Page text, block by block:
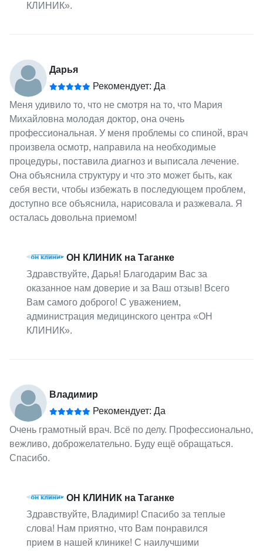
КЛИНИК».
Дарья
Рекомендует: Да
Меня удивило то, что не смотря на то, что Мария
Михайловна молодая доктор, она очень
профессиональная. У меня проблемы со спиной, врач
произвела осмотр, направила на необходимые
процедуры, поставила диагноз и выписала лечение.
Она объяснила структуру и что это может быть, как
себя вести, чтобы избежать в последующем проблем,
доступно все объяснила, нарисовала и разжевала. Я
осталась довольна приемом!
ОН КЛИНИК на Таганке
Здравствуйте, Дарья! Благодарим Вас за
оказанное нам доверие и за Ваш отзыв! Всего
Вам самого доброго! С уважением,
администрация медицинского центра «ОН
КЛИНИК».
Владимир
Рекомендует: Да
Очень грамотный врач. Всё по делу. Профессионально,
вежливо, доброжелательно. Буду ещё обращаться.
Спасибо.
ОН КЛИНИК на Таганке
Здравствуйте, Владимир! Спасибо за теплые
слова! Нам приятно, что Вам понравился
прием в нашей клинике! С наилучшими